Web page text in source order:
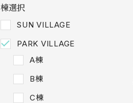
棟選択
SUN VILLAGE
PARK VILLAGE
A棟
B棟
C棟